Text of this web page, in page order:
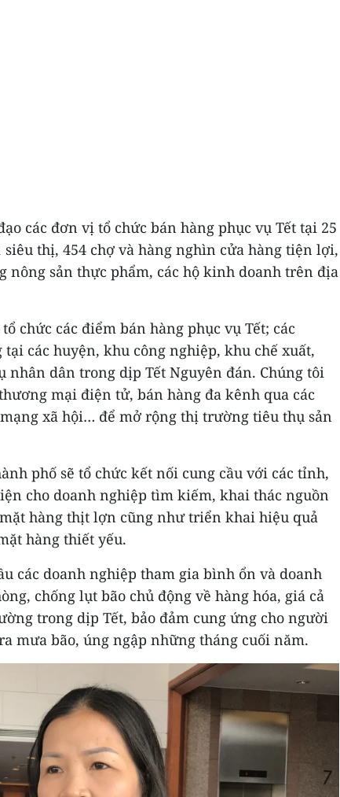
các đơn vị tổ chức bán hàng phục vụ Tết tại 25
thị, 454 chợ và hàng nghìn cửa hàng tiện lợi,
nông sản thực phẩm, các hộ kinh doanh trên địa
chức các điểm bán hàng phục vụ Tết; các
các huyện, khu công nghiệp, khu chế xuất,
nhân dân trong dịp Tết Nguyên đán. Chúng tôi
mại điện tử, bán hàng đa kênh qua các
xã hội… để mở rộng thị trường tiêu thụ sản
phố sẽ tổ chức kết nối cung cầu với các tỉnh,
cho doanh nghiệp tìm kiếm, khai thác nguồn
hàng thịt lợn cũng như triển khai hiệu quả
hàng thiết yếu.
các doanh nghiệp tham gia bình ổn và doanh
chống lụt bão chủ động về hàng hóa, giá cả
trong dịp Tết, bảo đảm cung ứng cho người
mưa bão, úng ngập những tháng cuối năm.